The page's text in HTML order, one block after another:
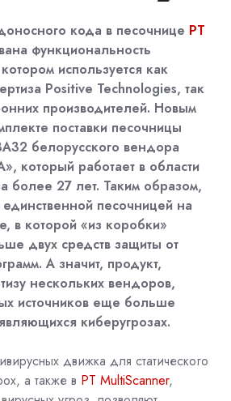
кода в песочнице PT
функциональность
используется как
Positive Technologies, так
производителей. Новым
поставки песочницы
белорусского вендора
который работает в области
более 27 лет. Таким образом,
единственной песочницей на
в которой «из коробки»
двух средств защиты от
А значит, продукт,
нескольких вендоров,
источников еще больше
киберугрозах.
движка для статического
а также в PT MultiScanner,